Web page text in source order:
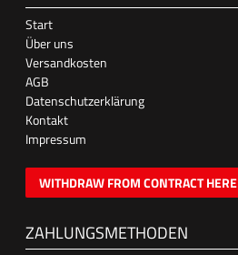
Start
Über uns
Versandkosten
AGB
Datenschutzerklärung
Kontakt
Impressum
WITHDRAW FROM CONTRACT HERE
ZAHLUNGSMETHODEN